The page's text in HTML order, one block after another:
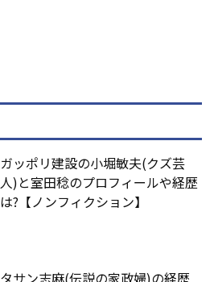
ガッポリ建設の小堀敏夫(クズ芸
人)と室田稔のプロフィールや経歴
は?【ノンフィクション】
タサン志麻(伝説の家政婦)の経歴